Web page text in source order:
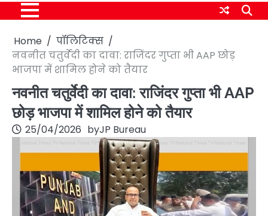
Home
पॉलिटिक्स
नवनीत चतुर्वेदी का दावा: राजिंदर गुप्ता भी AAP छोड़
भाजपा में शामिल होने को तैयार
नवनीत चतुर्वेदी का दावा: राजिंदर गुप्ता भी AAP
छोड़ भाजपा में शामिल होने को तैयार
25/04/2026 byJP Bureau